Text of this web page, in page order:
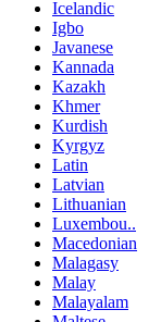
Icelandic
Igbo
Javanese
Kannada
Kazakh
Khmer
Kurdish
Kyrgyz
Latin
Latvian
Lithuanian
Luxembou..
Macedonian
Malagasy
Malay
Malayalam